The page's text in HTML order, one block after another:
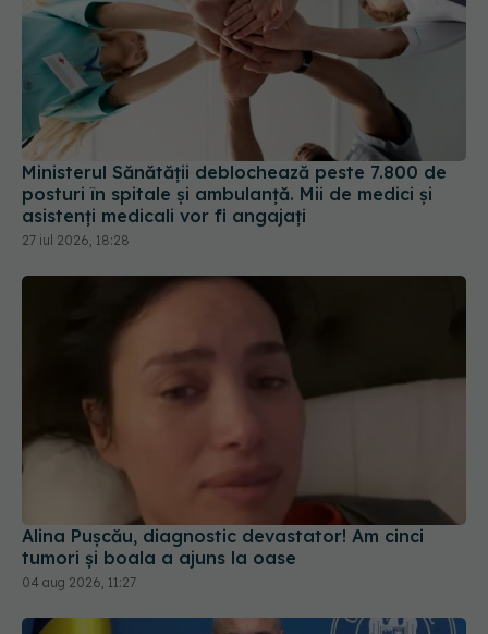
Ministerul Sănătății deblochează peste 7.800 de
posturi în spitale și ambulanță. Mii de medici și
asistenți medicali vor fi angajați
27 iul 2026, 18:28
Alina Pușcău, diagnostic devastator! Am cinci
tumori și boala a ajuns la oase
04 aug 2026, 11:27